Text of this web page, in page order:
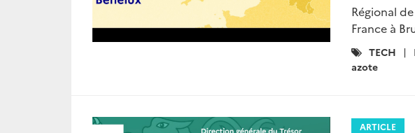
Régional
France à
Catégories
:
TECH
azote
ARTICLE